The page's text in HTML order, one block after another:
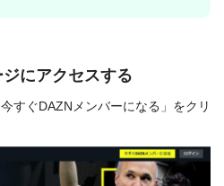
にアクセスする
すぐDAZNメンバーになる」をクリ